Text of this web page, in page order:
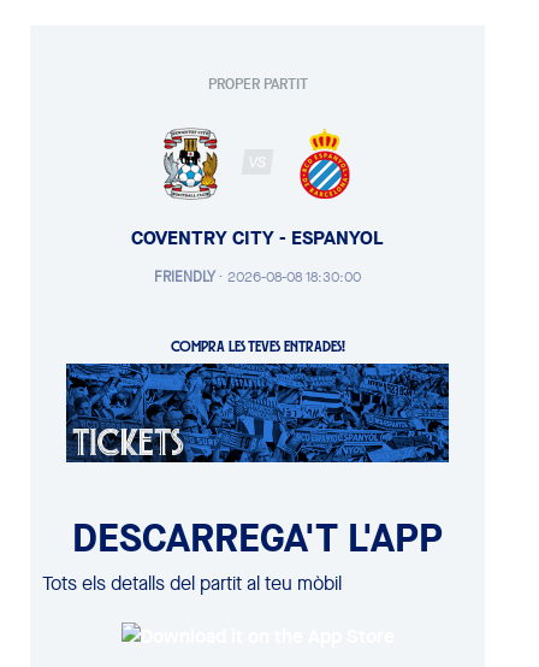
PROPER PARTIT
VS
COVENTRY CITY - ESPANYOL
FRIENDLY· 2026-08-08 18:30:00
COMPRA LES TEVES ENTRADES!
DESCARREGA'T L'APP
Tots els detalls del partit al teu mòbil